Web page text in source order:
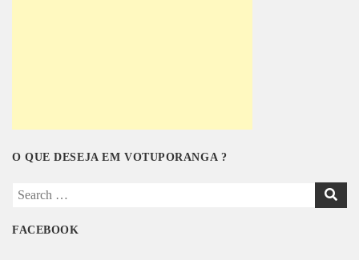
O QUE DESEJA EM VOTUPORANGA ?
a
FACEBOOK